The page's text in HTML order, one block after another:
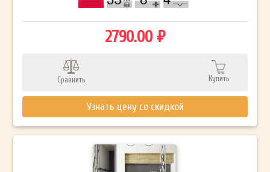
2790.00 ₽
Сравнить Купить
Узнать цену со скидкой